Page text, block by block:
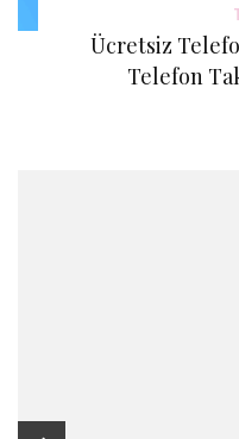
Ücretsiz
Telefon